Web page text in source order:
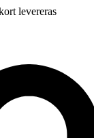
levereras